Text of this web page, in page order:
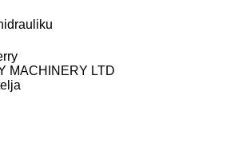
MACHINERY LTD